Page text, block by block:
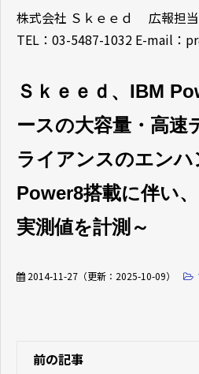
株式会社 Ｓｋｅｅｄ 広報担
TEL：03-5487-1032 E-mail：
Ｓｋｅｅｄ、IBM
ースの大容量・高速
ライアンスのエンハ
Power8搭載に伴い
実測値を計測～
2014-11-27 （更新： 2025-10-09）
前の記事